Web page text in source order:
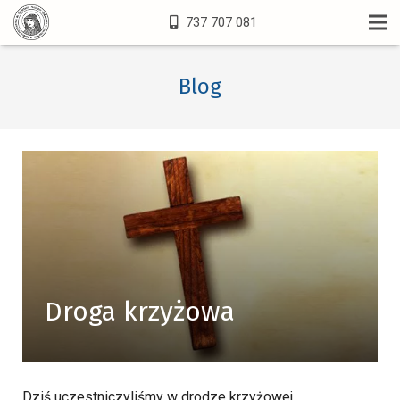
737 707 081
Blog
Droga krzyżowa